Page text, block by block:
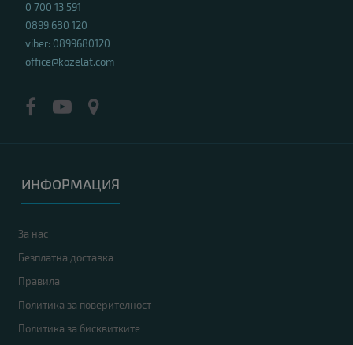
0 700 13 591
0899 680 120
viber: 0899680120
office@kozelat.com
ИНФОРМАЦИЯ
За нас
Безплатна доставка
Правила
Политика за поверителност
Политика за бисквитките